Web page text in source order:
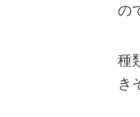
の
種
き